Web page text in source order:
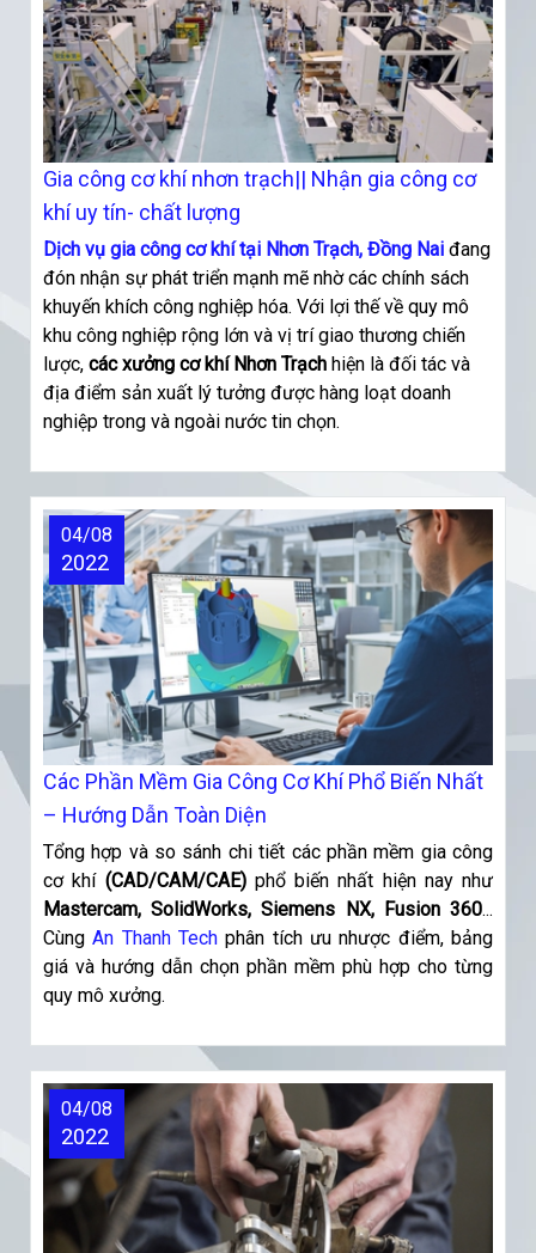
Gia công cơ khí nhơn trạch|| Nhận gia công cơ
khí uy tín- chất lượng
Dịch vụ gia công cơ khí tại Nhơn Trạch, Đồng Nai đang
đón nhận sự phát triển mạnh mẽ nhờ các chính sách
khuyến khích công nghiệp hóa. Với lợi thế về quy mô
khu công nghiệp rộng lớn và vị trí giao thương chiến
lược, các xưởng cơ khí Nhơn Trạch hiện là đối tác và
địa điểm sản xuất lý tưởng được hàng loạt doanh
nghiệp trong và ngoài nước tin chọn.
Các Phần Mềm Gia Công Cơ Khí Phổ Biến Nhất
– Hướng Dẫn Toàn Diện
04/08
2022
Tổng hợp và so sánh chi tiết các phần mềm gia công
cơ khí (CAD/CAM/CAE)phổ biến nhất hiện nay như
Mastercam, SolidWorks, Siemens NX, Fusion 360...
CùngAn Thanh Tech phân tích ưu nhược điểm, bảng
giá và hướng dẫn chọn phần mềm phù hợp cho từng
quy mô xưởng.
04/08
2022